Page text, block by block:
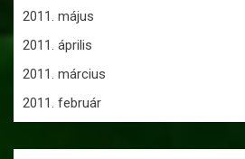
2011. május
2011. április
2011. március
2011. február